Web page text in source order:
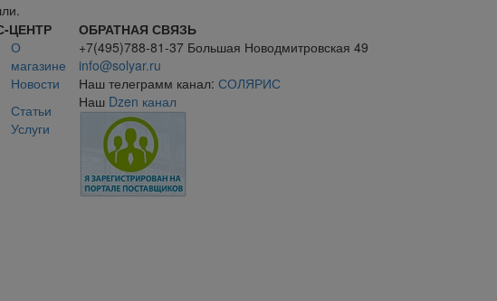
ЦЕНТР
ОБРАТНАЯ СВЯЗЬ
О
магазине
Новости
Статьи
Услуги
+7(495)788-81-37 Большая Новодмитровская 49
info@solyar.ru
Наш телеграмм канал: СОЛЯРИС
Наш Dzen канал